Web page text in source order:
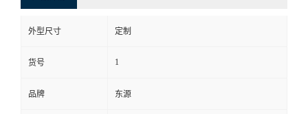
外型尺寸 定制
货号 1
品牌 东源